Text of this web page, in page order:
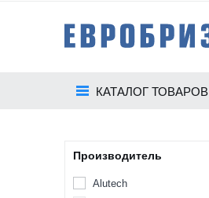
КАТАЛОГ ТОВАРОВ
Производитель
Alutech